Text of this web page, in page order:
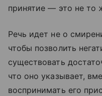
принятие — это не то
Речь идет не о
чтобы позволить
существовать
что оно указывает,
воспринимать его